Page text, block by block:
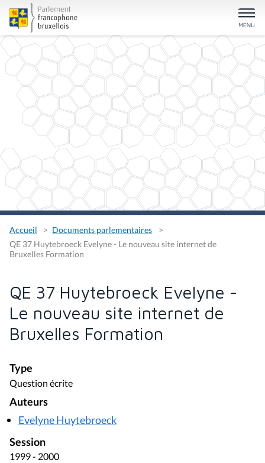
Accueil
Documents parlementaires
QE 37 Huytebroeck Evelyne - Le nouveau site internet de
Bruxelles Formation
QE 37 Huytebroeck Evelyne -
Le nouveau site internet de
Bruxelles Formation
Type
Question écrite
Auteurs
Evelyne Huytebroeck
Session
1999 - 2000